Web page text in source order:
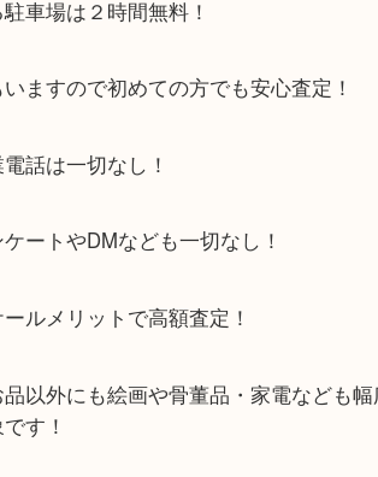
る買取専門店です！
田辺店の一階にあり！
駐車場は２時間無料！
ケートやDMなども一切なし！